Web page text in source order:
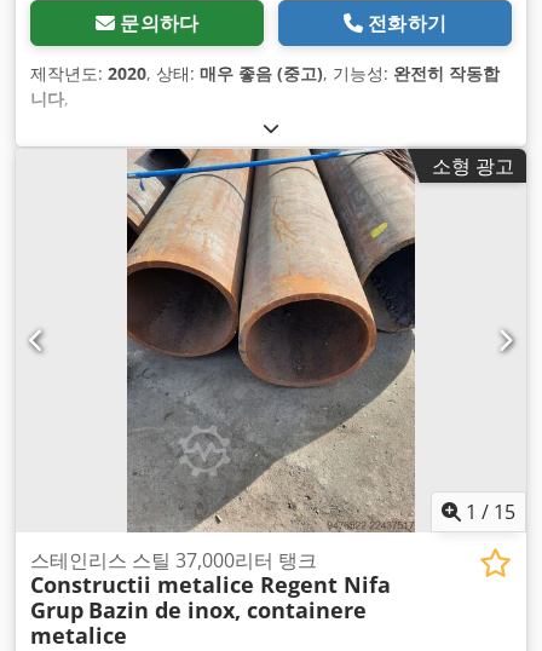
문의하다 전화하기
제작년도: 2020, 상태: 매우 좋음 (중고), 기능성: 완전히 작동합
니다,
소형 광고
1 / 15
스테인리스 스틸 37,000리터 탱크
Constructii metalice Regent Nifa
Grup Bazin de inox, containere
metalice